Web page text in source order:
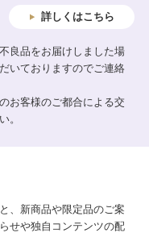
詳しくはこちら
良品をお届けしました場
いておりますのでご連絡
お客様のご都合による交
。
、新商品や限定品のご案
せや独自コンテンツの配